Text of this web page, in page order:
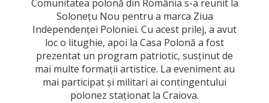
Comunitatea polonă din România s-a reunit la
Solonețu Nou pentru a marca Ziua
Independenței Poloniei. Cu acest prilej, a avut
loc o litughie, apoi la Casa Polonă a fost
prezentat un program patriotic, susținut de
mai multe formații artistice. La eveniment au
mai participat și militari ai contingentului
polonez staționat la Craiova.